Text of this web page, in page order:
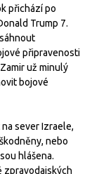
přichází po
Trump 7.
připravenosti
už minulý
bojové
sever Izraele,
nebo
hlášena.
zpravodajských